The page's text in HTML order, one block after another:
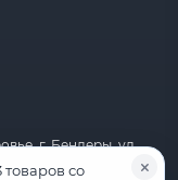
г. Бендеры, ул.
товаров со